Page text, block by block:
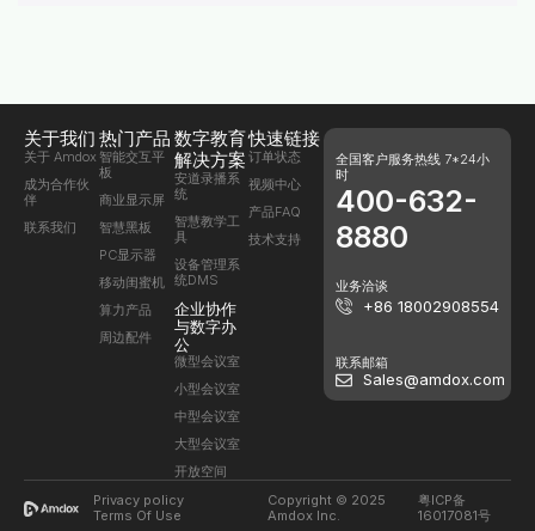
关于我们
关于 Amdox
成为合作伙
伴
联系我们
热门产品
智能交互平
板
商业显示屏
智慧黑板
PC显示器
移动闺蜜机
算力产品
周边配件
数字教育
解决方案
安道录播系
统
智慧教学工
具
设备管理系
统DMS
企业协作
与数字办
公
微型会议室
小型会议室
中型会议室
大型会议室
开放空间
快速链接
订单状态
视频中心
产品FAQ
技术支持
全国客户服务热线 7*24小
时
400-632-
8880
业务洽谈
+86 18002908554
联系邮箱
Sales@amdox.com
Privacy policy
Terms Of Use
Copyright © 2025
Amdox Inc.
粤ICP备
16017081号